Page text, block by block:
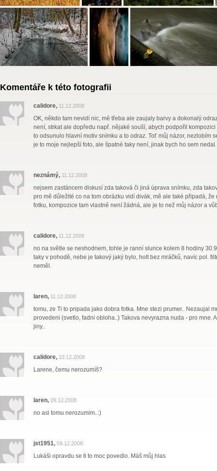
Komentáře k této fotografii
calidore, 11.12.2008
OK, někdo tam nevidí nic, mě třeba ale zaujaly barvy a dokonalý
není, strkat ale dopředu např. nějaké souší, abych podpořil
to odsunulo hlavní motiv snímku a to odraz. Toť můj názor, nezlobím
je to moje nejlepší foto, ale špatné taky není, jinak bych ho sem nedal.
neznámý, 11.12.2008
nejsem zastáncem diskusí zda taková či jiná úprava snímku, zda
pro mě důležité co na tom obrázku vidí divák, mě ale také připadá, že
fotku, kompozice tam vlastně není žádná, ale je to než můj názor a
calidore, 11.12.2008
no na světle se neshodnem, tohle je ranní slunce kolem 8 hodiny
taky v pohodě, nebe je takový jaký bylo, holt bez mráčků, navíc pol.
neměl.
laren, 11.12.2008
tomu, ze Ti to pripada jako dobra fotka. Mne stezi prumer.. Nezaujal
provedeni (svetlo, fadni obloha..) Takova nevyrazna nuda - pro mne.
jiny..
calidore, 10.12.2008
Larene, čemu nerozumíš?
laren, 09.12.2008
no asi tomu nerozumim..:)
jst1951, 09.12.2008
Lukáši opravdu se ti to moc povedlo. Máš můj hlas